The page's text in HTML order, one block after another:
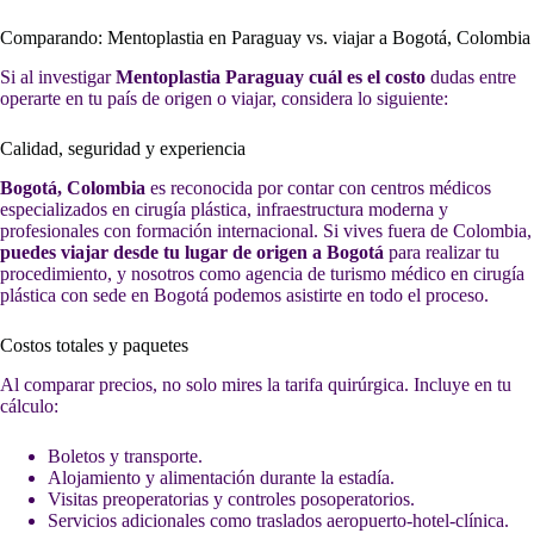
Comparando: Mentoplastia en Paraguay vs. viajar a Bogotá, Colombia
Si al investigarMentoplastia Paraguay cuál es el costo dudas entre
operarte en tu país de origen o viajar, considera lo siguiente:
Calidad, seguridad y experiencia
Bogotá, Colombia es reconocida por contar con centros médicos
especializados en cirugía plástica, infraestructura moderna y
profesionales con formación internacional. Si vives fuera de Colombia,
puedes viajar desde tu lugar de origen a Bogotá para realizar tu
procedimiento, y nosotros como agencia de turismo médico en cirugía
plástica con sede en Bogotá podemos asistirte en todo el proceso.
Costos totales y paquetes
Al comparar precios, no solo mires la tarifa quirúrgica. Incluye en tu
cálculo:
Boletos y transporte.
Alojamiento y alimentación durante la estadía.
Visitas preoperatorias y controles posoperatorios.
Servicios adicionales como traslados aeropuerto-hotel-clínica.